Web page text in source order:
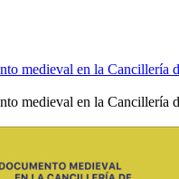
medieval en la Cancillería
medieval en la Cancillería